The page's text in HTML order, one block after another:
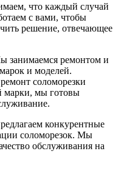
что каждый случай
с вами, чтобы
решение, отвечающее
занимаемся ремонтом и
и моделей.
соломорезки
марки, мы готовы
конкурентные
соломорезок. Мы
обслуживания на